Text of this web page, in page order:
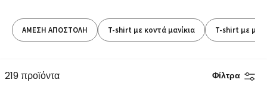
ΑΜΕΣΗ ΑΠΟΣΤΟΛΗ T-shirt με κοντά μανίκια T-shirt με
219 προϊόντα Φίλτρα